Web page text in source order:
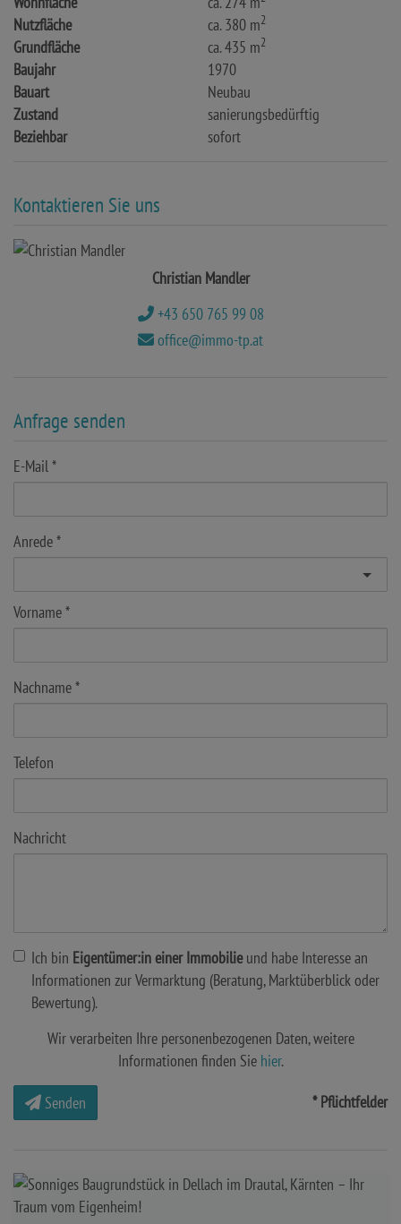
Nutzfläche ca. 380 m2
Grundfläche ca. 435 m2
Baujahr
1970
Bauart
Neubau
Zustand
sanierungsbedürftig
Beziehbar
sofort
Kontaktieren Sie uns
Christian Mandler
+43 650 765 99 08
office@immo-tp.at
Anfrage senden
E-Mail
Anrede
Vorname
Nachname
Telefon
Nachricht
Ich bin Eigentümer:in einer Immobilieund habe Interesse an
Informationen zur Vermarktung (Beratung, Marktüberblick oder
Bewertung).
Wir verarbeiten Ihre personenbezogenen Daten, weitere
Informationen finden Sie hier.
Senden * Pflichtfelder